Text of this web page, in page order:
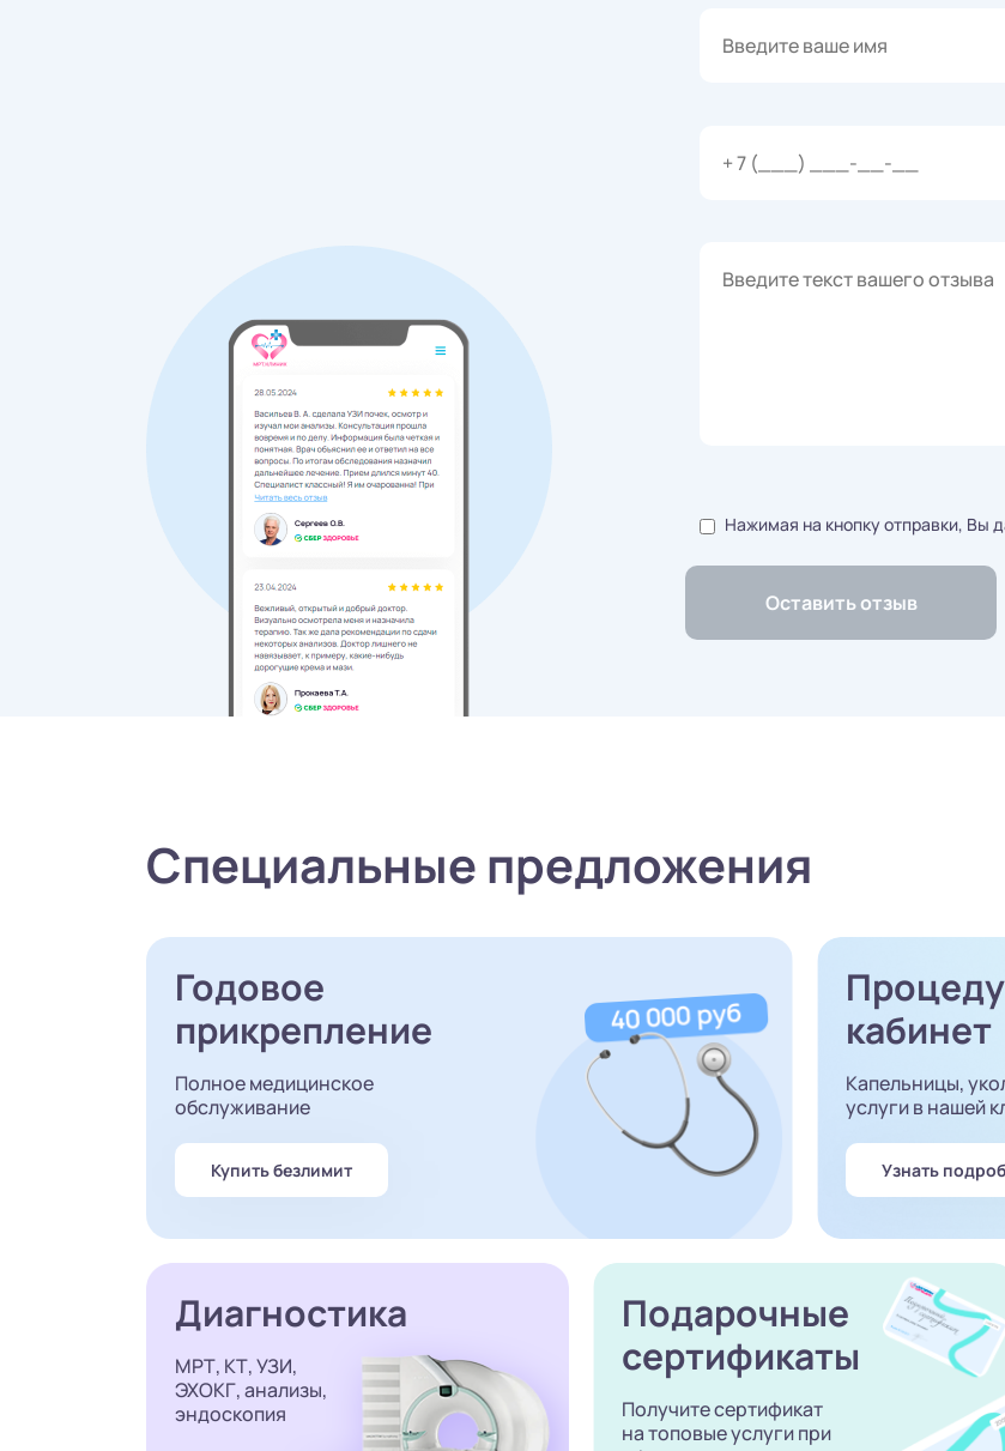
Нажимая на кнопку отправки, Вы
Специальные предложения
Годовое
прикрепление
Полное медицинское
обслуживание
Купить безлимит
кабинет
Капельницы,
услуги в нашей
Узнать
Диагностика
МРТ, КТ, УЗИ,
ЭХОКГ, анализы,
эндоскопия
Подарочные
сертификаты
Получите сертификат
на топовые услуги при